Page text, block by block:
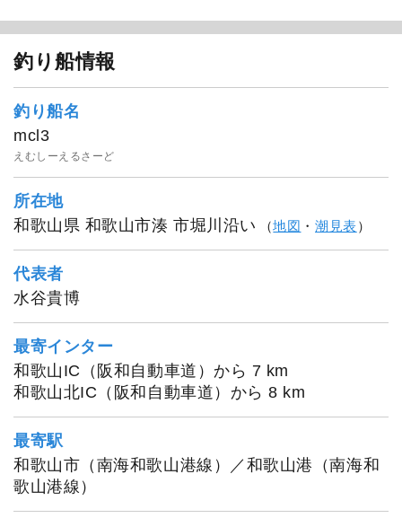
釣り船情報
釣り船名
mcl3
えむしーえるさーど
所在地
和歌山県 和歌山市湊 市堀川沿い
（地図 ・潮見表）
代表者
水谷貴博
最寄インター
和歌山IC（阪和自動車道）から 7 km
和歌山北IC（阪和自動車道）から 8 km
最寄駅
和歌山市（南海和歌山港線）／和歌山港（南海和
歌山港線）